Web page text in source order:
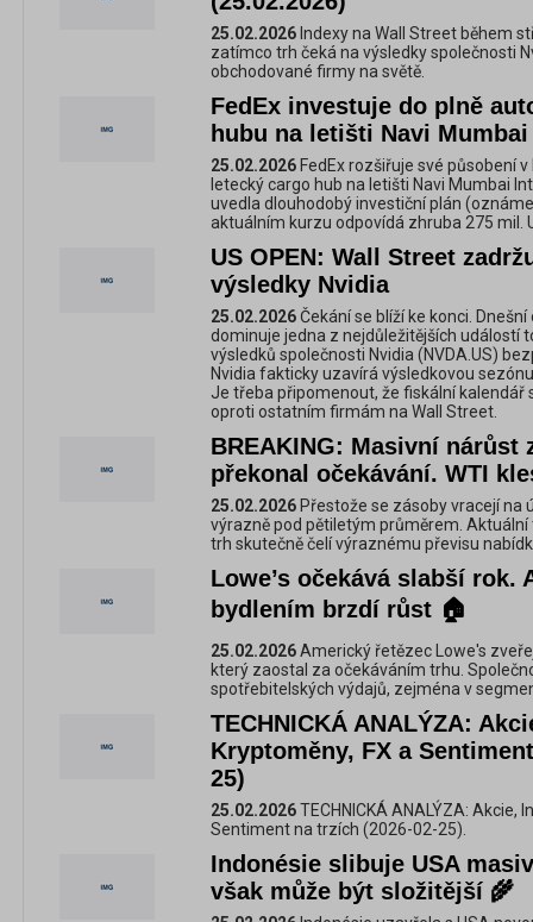
25.02.2026 Indexy na Wall Street během
zatímco trh čeká na výsledky společnosti
obchodované firmy na světě.
FedEx investuje do plně
hubu na letišti Navi
25.02.2026 FedEx rozšiřuje své působení
letecký cargo hub na letišti Navi Mumbai
uvedla dlouhodobý investiční plán
aktuálním kurzu odpovídá zhruba 275 mil.
US OPEN: Wall Street
výsledky Nvidia
25.02.2026Čekání se blíží ke konci.
dominuje jedna z nejdůležitějších událostí
výsledků společnosti Nvidia (NVDA.US)
Nvidia fakticky uzavírá výsledkovou
Je třeba připomenout, že fiskální kalendář
oproti ostatním firmám na Wall Street.
BREAKING: Masivní nárůst
překonal očekávání. WTI
25.02.2026 Přestože se zásoby vracejí na
výrazně pod pětiletým průměrem.
trh skutečně čelí výraznému převisu
Lowe’s očekává slabší rok.
bydlením brzdí růst 🏠
25.02.2026Americký řetězec Lowe's
který zaostal za očekáváním trhu.
spotřebitelských výdajů, zejména v
TECHNICKÁ ANALÝZA:
Kryptoměny, FX a
25)
25.02.2026TECHNICKÁ ANALÝZA: Akcie,
Sentiment na trzích (2026-02-25).
Indonésie slibuje USA
však může být složitější 🌾